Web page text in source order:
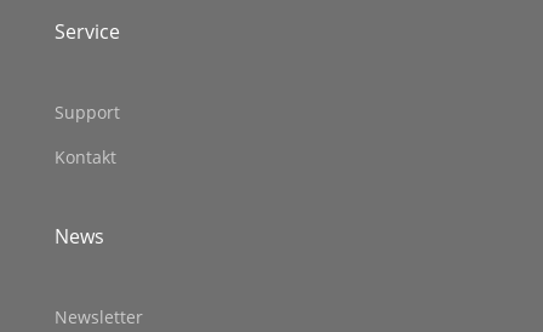
Service
Support
Kontakt
News
Newsletter